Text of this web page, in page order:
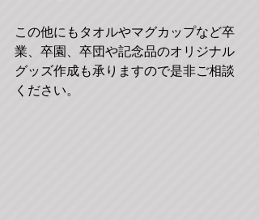
この他にもタオルやマグカップなど卒
業、卒園、卒団や記念品のオリジナル
グッズ作成も承りますので是非ご相談
ください。